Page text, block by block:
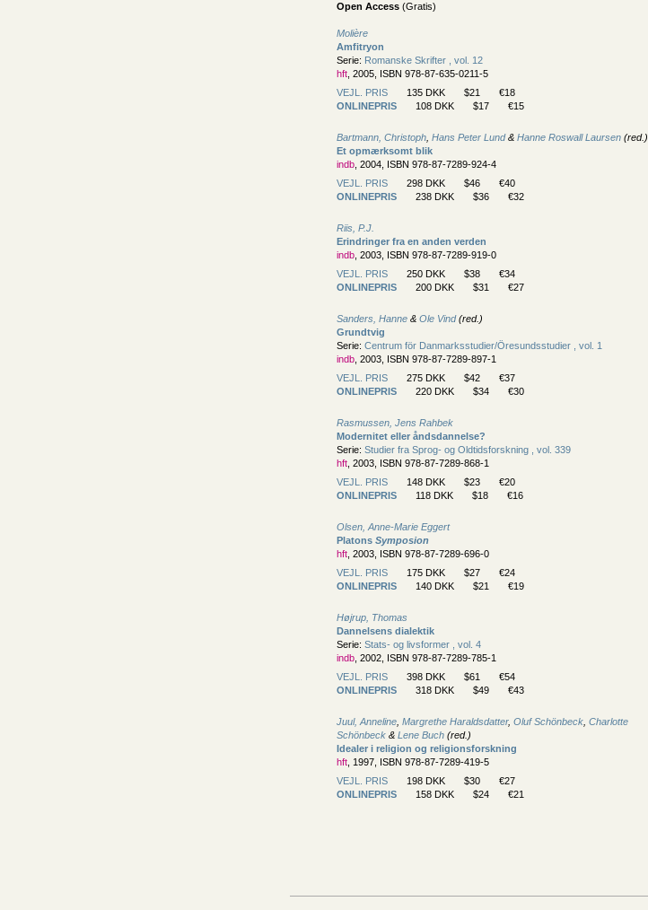
Open Access (Gratis)
Molière
Amfitryon
Serie: Romanske Skrifter , vol. 12
hft , 2005, ISBN 978-87-635-0211-5
VEJL. PRIS
135 DKK $21
€18
ONLINEPRIS
108 DKK $17 €15
Bartmann, Christoph Hans Peter Lund& Hanne Roswall Laursen (red.)
Et opmærksomt blik
indb , 2004, ISBN 978-87-7289-924-4
VEJL. PRIS
298 DKK $46
€40
ONLINEPRIS
238 DKK $36 €32
Riis, P.J.
Erindringer fra en anden verden
indb , 2003, ISBN 978-87-7289-919-0
VEJL. PRIS
250 DKK $38
€34
ONLINEPRIS
200 DKK $31 €27
Sanders, Hanne & Ole Vind(red.)
Grundtvig
Serie: Centrum för Danmarksstudier/Öresundsstudier , vol. 1
indb , 2003, ISBN 978-87-7289-897-1
VEJL. PRIS
275 DKK $42
€37
ONLINEPRIS
220 DKK $34 €30
Rasmussen, Jens Rahbek
Modernitet eller åndsdannelse?
Serie: Studier fra Sprog- og Oldtidsforskning , vol. 339
hft , 2003, ISBN 978-87-7289-868-1
VEJL. PRIS
148 DKK $23
€20
ONLINEPRIS
118 DKK $18 €16
Olsen, Anne-Marie Eggert
Platons Symposion
hft , 2003, ISBN 978-87-7289-696-0
VEJL. PRIS
175 DKK $27
€24
ONLINEPRIS
140 DKK $21 €19
Højrup, Thomas
Dannelsens dialektik
Serie: Stats- og livsformer , vol. 4
indb , 2002, ISBN 978-87-7289-785-1
VEJL. PRIS
398 DKK $61
€54
ONLINEPRIS
318 DKK $49 €43
Juul, Anneline Margrethe Haraldsdatter, Oluf Schönbeck Charlotte
Schönbeck & Lene Buch (red.)
Idealer i religion og religionsforskning
hft , 1997, ISBN 978-87-7289-419-5
VEJL. PRIS
198 DKK $30
€27
ONLINEPRIS
158 DKK $24 €21